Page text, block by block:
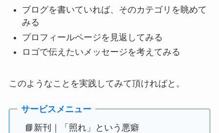
ブログを書いていれば、そのカテゴリを眺めて
みる
プロフィールページを見返してみる
ロゴで伝えたいメッセージを考えてみる
このようなことを実践してみて頂ければと。
📘新刊｜「照れ」という悪癖